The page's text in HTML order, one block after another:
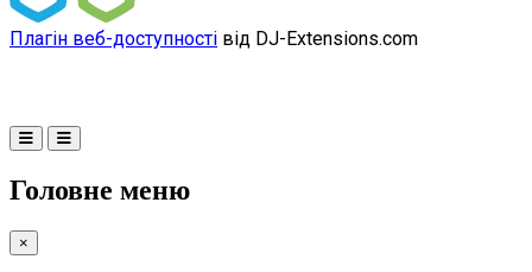
Плагін веб-доступності від DJ-Extensions.com
Головне меню
×